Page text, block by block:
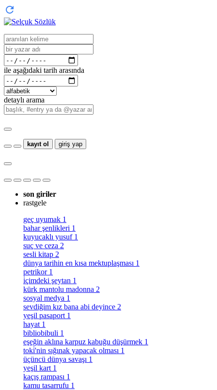
ile aşağıdaki tarih arasında
detaylı arama
kayıt ol giriş yap
son giriler
rastgele
geç uyumak 1
bahar şenlikleri 1
kuyucaklı yusuf 1
suç ve ceza 2
sesli kitap 2
dünya tarihin en kısa mektuplaşması 1
petrikor 1
i̇çimdeki şeytan 1
kürk mantolu madonna 2
sosyal medya 1
sevdiğim kız bana abi deyince 2
yeşil pasaport 1
hayat 1
bibliobibuli 1
eşeğin aklına karpuz kabuğu düşürmek 1
toki̇'nin sığınak yapacak olması 1
üçüncü dünya savaşı 1
yeşil kart 1
kaçış rampası 1
kamu tasarrufu 1